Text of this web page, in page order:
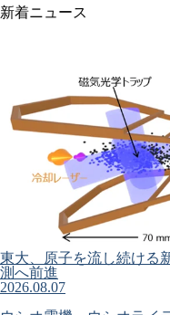
新着ニュース
東大、原子を流し続け
測へ前進
2026.08.07